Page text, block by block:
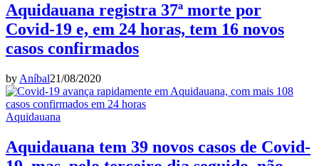
Aquidauana registra 37ª morte por
Covid-19 e, em 24 horas, tem 16 novos
casos confirmados
by Aníbal21/08/2020
Aquidauana
Aquidauana tem 39 novos casos de Covid-